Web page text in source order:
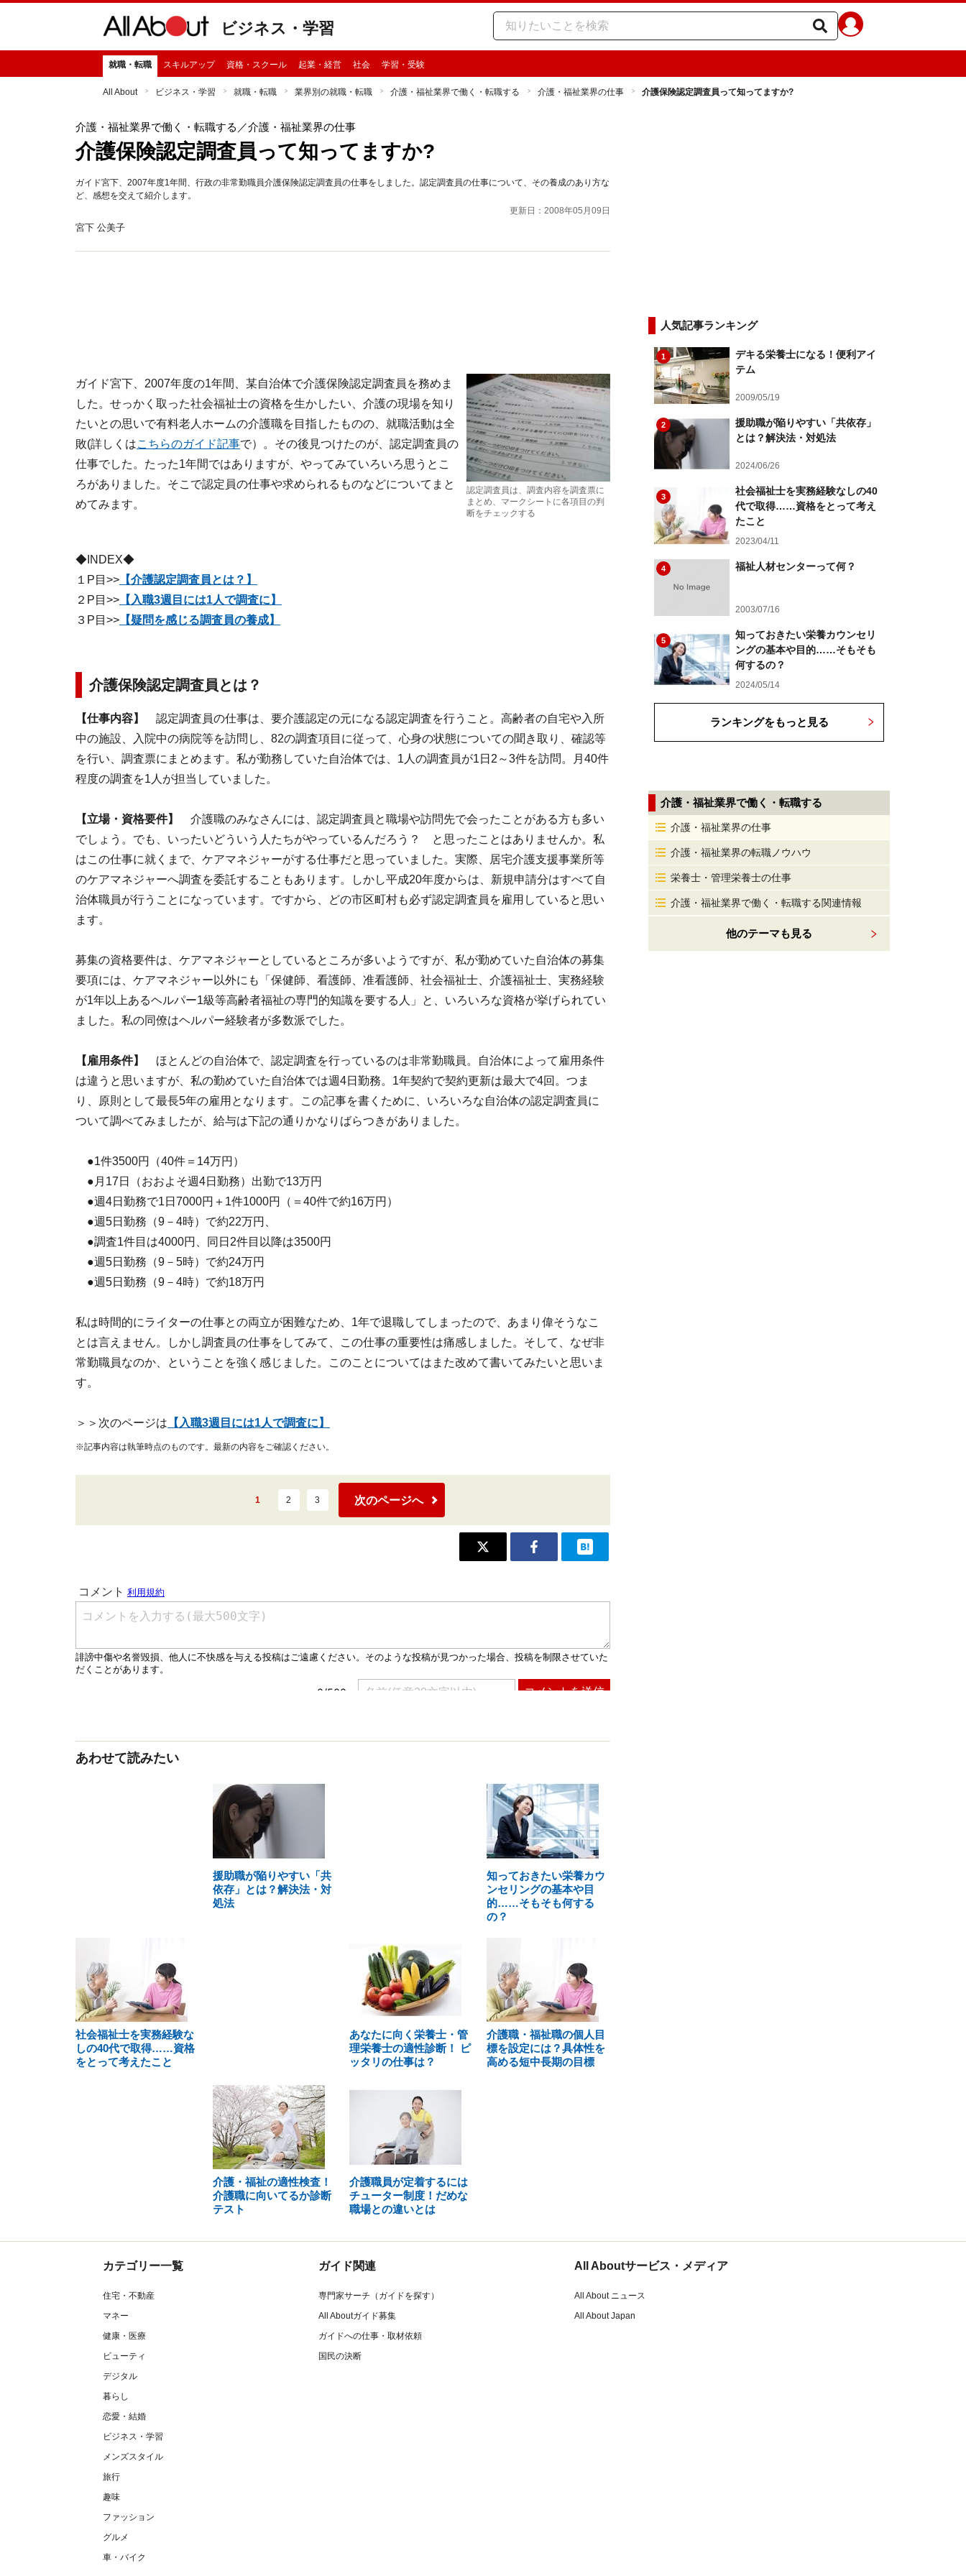
ビジネス・学習
就職・転職 スキルアップ 資格・スクール 起業・経営 社会 学習・受験
All About ビジネス・学習 就職・転職 業界別の就職・転職 介護・福祉業界で働く・転職する 介護・福祉業界の仕事 介護保険認定調査員って知ってますか?
介護・福祉業界で働く・転職する ／介護・福祉業界の仕事
介護保険認定調査員って知ってますか?
ガイド宮下、2007年度1年間、行政の非常勤職員介護保険認定調査員の仕事をしました。認定調査員の仕事について、その養成のあり方な
ど、感想を交えて紹介します。
更新日：2008年05月09日
宮下 公美子
認定調査員は、調査内容を調査票に
まとめ、マークシートに各項目の判
断をチェックする
ガイド宮下、2007年度の1年間、某自治体で介護保険認定調査員を務めま
した。せっかく取った社会福祉士の資格を生かしたい、介護の現場を知り
たいとの思いで有料老人ホームの介護職を目指したものの、就職活動は全
敗(詳しくはこちらのガイド記事で）。その後見つけたのが、認定調査員の
仕事でした。たった1年間ではありますが、やってみていろいろ思うとこ
ろがありました。そこで認定員の仕事や求められるものなどについてまと
めてみます。
◆INDEX◆
１P目>> 【介護認定調査員とは？】
２P目>> 【入職3週目には1人で調査に】
３P目>> 【疑問を感じる調査員の養成】
介護保険認定調査員とは？
【仕事内容】
認定調査員の仕事は、要介護認定の元になる認定調査を行うこと。高齢者の自宅や入所
中の施設、入院中の病院等を訪問し、82の調査項目に従って、心身の状態についての聞き取り、確認等
を行い、調査票にまとめます。私が勤務していた自治体では、1人の調査員が1日2～3件を訪問。月40件
程度の調査を1人が担当していました。
【立場・資格要件】
介護職のみなさんには、認定調査員と職場や訪問先で会ったことがある方も多い
でしょう。でも、いったいどういう人たちがやっているんだろう？ と思ったことはありませんか。私
はこの仕事に就くまで、ケアマネジャーがする仕事だと思っていました。実際、居宅介護支援事業所等
のケアマネジャーへ調査を委託することもあります。しかし平成20年度からは、新規申請分はすべて自
治体職員が行うことになっています。ですから、どの市区町村も必ず認定調査員を雇用していると思い
ます。
募集の資格要件は、ケアマネジャーとしているところが多いようですが、私が勤めていた自治体の募集
要項には、ケアマネジャー以外にも「保健師、看護師、准看護師、社会福祉士、介護福祉士、実務経験
が1年以上あるヘルパー1級等高齢者福祉の専門的知識を要する人」と、いろいろな資格が挙げられてい
ました。私の同僚はヘルパー経験者が多数派でした。
【雇用条件】
ほとんどの自治体で、認定調査を行っているのは非常勤職員。自治体によって雇用条件
は違うと思いますが、私の勤めていた自治体では週4日勤務。1年契約で契約更新は最大で4回。つま
り、原則として最長5年の雇用となります。この記事を書くために、いろいろな自治体の認定調査員に
ついて調べてみましたが、給与は下記の通りかなりばらつきがありました。
●1件3500円（40件＝14万円）
●月17日（おおよそ週4日勤務）出勤で13万円
●週4日勤務で1日7000円＋1件1000円（＝40件で約16万円）
●週5日勤務（9－4時）で約22万円、
●調査1件目は4000円、同日2件目以降は3500円
●週5日勤務（9－5時）で約24万円
●週5日勤務（9－4時）で約18万円
私は時間的にライターの仕事との両立が困難なため、1年で退職してしまったので、あまり偉そうなこ
とは言えません。しかし調査員の仕事をしてみて、この仕事の重要性は痛感しました。そして、なぜ非
常勤職員なのか、ということを強く感じました。このことについてはまた改めて書いてみたいと思いま
す。
＞＞次のページは 【入職3週目には1人で調査に】
※記事内容は執筆時点のものです。最新の内容をご確認ください。
1 2 3 次のページへ
あわせて読みたい
援助職が陥りやすい「共
依存」とは？解決法・対
処法
知っておきたい栄養カウ
ンセリングの基本や目
的……そもそも何する
の？
社会福祉士を実務経験な
しの40代で取得……資格
をとって考えたこと
あなたに向く栄養士・管
理栄養士の適性診断！ ピ
ッタリの仕事は？
介護職・福祉職の個人目
標を設定には？具体性を
高める短中長期の目標
介護・福祉の適性検査！
介護職に向いてるか診断
テスト
介護職員が定着するには
チューター制度！だめな
職場との違いとは
人気記事ランキング
1
デキる栄養士になる！便利アイ
テム
2009/05/19
2
援助職が陥りやすい「共依存」
とは？解決法・対処法
2024/06/26
3
社会福祉士を実務経験なしの40
代で取得……資格をとって考え
たこと
2023/04/11
4 福祉人材センターって何？
2003/07/16
5
知っておきたい栄養カウンセリ
ングの基本や目的……そもそも
何するの？
2024/05/14
ランキングをもっと見る
介護・福祉業界で働く・転職する
介護・福祉業界の仕事
介護・福祉業界の転職ノウハウ
栄養士・管理栄養士の仕事
介護・福祉業界で働く・転職する関連情報
他のテーマも見る
カテゴリー一覧
住宅・不動産
マネー
健康・医療
ビューティ
デジタル
暮らし
恋愛・結婚
ビジネス・学習
メンズスタイル
旅行
趣味
ファッション
グルメ
車・バイク
ガイド関連
専門家サーチ（ガイドを探す）
All Aboutガイド募集
ガイドへの仕事・取材依頼
国民の決断
All Aboutサービス・メディア
All About ニュース
All About Japan